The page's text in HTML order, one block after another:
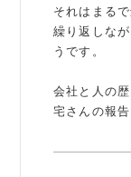
それはまる
繰り返しな
うです。
会社と人の
宅さんの報